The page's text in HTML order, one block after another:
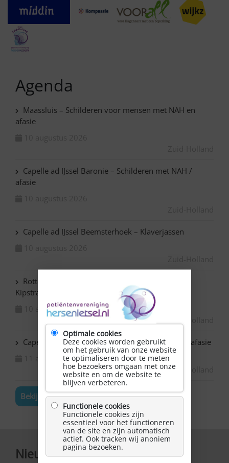
Agenda
Maassluis – Schilderen voor mensen met NAH en
afasie
Capelle ad IJssel Baronie – Schilderen met NAH /
afasie
Capelle ad IJssel Beemsterhoek – Klaverjassen
Rotterdam Centrum – NAH bijeenkomst in de
Kipstraat
10 augustus 2026
Capelle ad IJssel Bazuin – Schilderen met NAH / afasie
11 augustus 2026
Zuid-Holland
Bekijk de volledige agenda
Nieuwsbrief
Optimale cookies
Deze cookies worden gebruikt
om het gebruik van onze website
te optimaliseren door te meten
hoe bezoekers omgaan met onze
website en om de website te
blijven verbeteren.
Functionele cookies
Functionele cookies zijn
essentieel voor het functioneren
van de site en zijn automatisch
actief. Ook tracken wij anoniem
pagina bezoeken.